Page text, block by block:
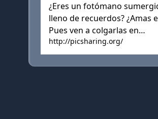
¿Eres un fotómano
lleno de recuerdos?
Pues ven a colgarlas en…
http://picsharing.org/